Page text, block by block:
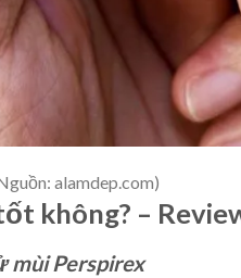
alamdep.com)
không? –
mùi Perspirex